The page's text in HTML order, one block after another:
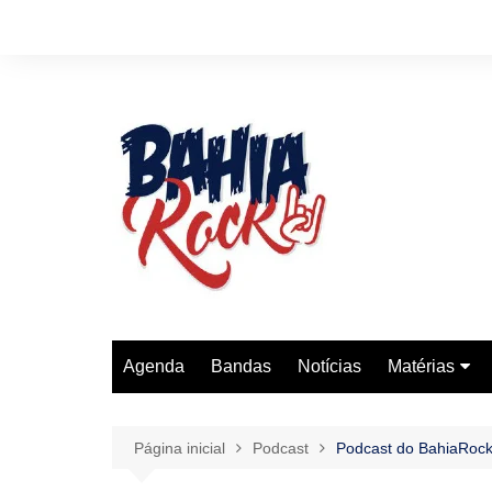
Agenda Bandas Notícias Matérias
Entrevistas
Página inicial Podcast Podcast do